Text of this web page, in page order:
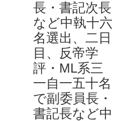
長・書記次長
など中執十六
名選出、二日
目、反帝学
評・ML系三
一自一五十名
で副委員長・
書記長など中